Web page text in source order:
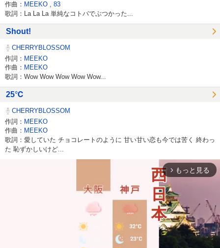
作曲： MEEKO 83
歌詞：La La La 単純なコトバでぶつかった...
Shout!
CHERRYBLOSSOM
作詞： MEEKO
作曲： MEEKO
歌詞：Wow Wow Wow Wow Wow...
25℃
CHERRYBLOSSOM
作詞： MEEKO
作曲： MEEKO
歌詞：愛していた チョコレートのように 甘い甘い恋も今では苦く 終わっ
た 恥ずかしいけど...
arrow_forward_ios もっと見る